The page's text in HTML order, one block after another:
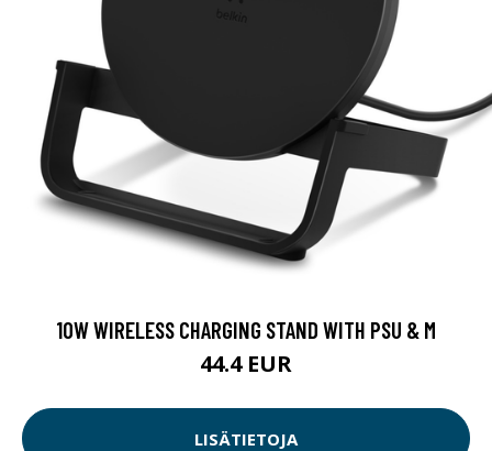
10W WIRELESS CHARGING STAND WITH PSU & M
44.4 EUR
LISÄTIETOJA